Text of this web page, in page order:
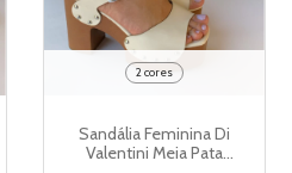
2 cores
Sandália Feminina Di
Valentini Meia Pata